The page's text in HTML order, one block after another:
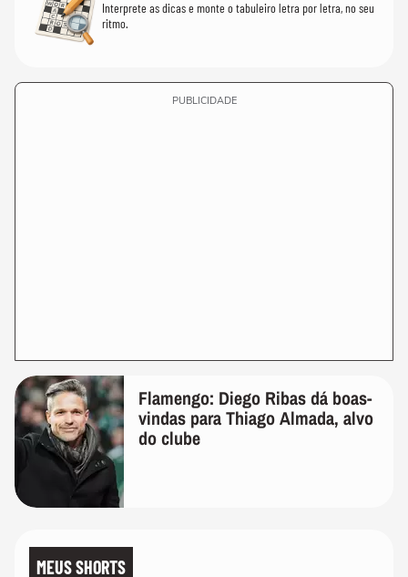
Interprete as dicas e monte o tabuleiro letra por letra, no seu
ritmo.
PUBLICIDADE
Flamengo: Diego Ribas dá boas-
vindas para Thiago Almada, alvo
do clube
MEUS SHORTS